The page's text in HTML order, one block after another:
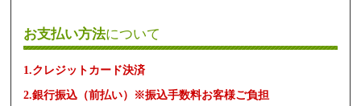
お支払い方法について
1.クレジットカード決済
2.銀行振込（前払い）※振込手数料お客様ご負担